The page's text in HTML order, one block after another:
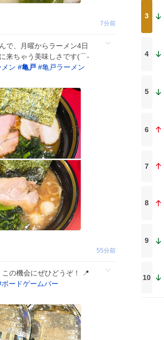
7分前
で、月曜からラーメン4日
来ちゃう美味しさです(⌒‐
メン #亀戸 #亀戸ラーメン
55分前
の機会にぜひどうぞ！ 📍
ボードゲームバー
3
4
5
6
7
8
9
10